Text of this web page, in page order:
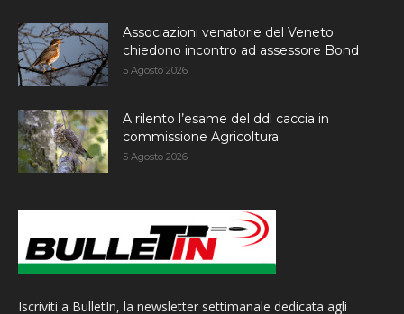
Associazioni venatorie del Veneto
chiedono incontro ad assessore Bond
5 Agosto 2026
A rilento l’esame del ddl caccia in
commissione Agricoltura
5 Agosto 2026
Iscriviti a BulletIn, la newsletter settimanale dedicata agli